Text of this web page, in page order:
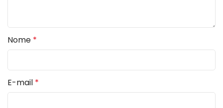
Nome *
E-mail *